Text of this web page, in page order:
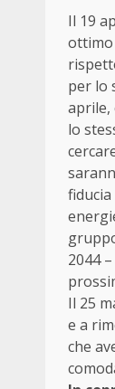
Il 19
ottimo
per lo
aprile,
lo
2044
Il 25
e a
che